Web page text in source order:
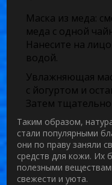
Маска из меда:
меда с одной
Нанесите на
водой.
Увлажняющая
с йогуртом и
Затем
Таким образом,
стали популярными
они по праву заняли
средств для кожи. Их
полезными
свежести и уюта.